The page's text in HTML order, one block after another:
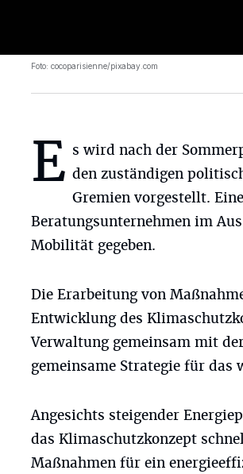
Foto: cocoparisienne/pixabay.com
E s wird nach der
den zuständigen
Gremien vorgestellt.
Beratungsunternehmen im
Mobilität gegeben.
Die Erarbeitung von
Entwicklung des
Verwaltung gemeinsam mit
gemeinsame Strategie für das
Angesichts steigender
das Klimaschutzkonzept
Maßnahmen für ein